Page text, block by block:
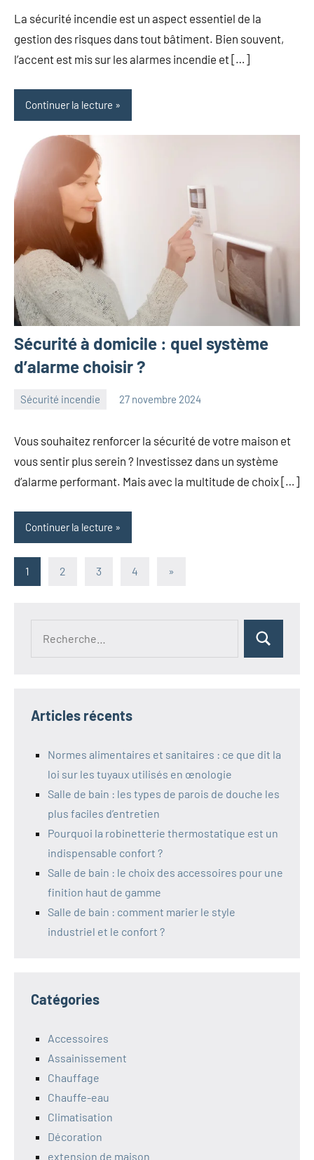
La sécurité incendie est un aspect essentiel de la
gestion des risques dans tout bâtiment. Bien souvent,
l’accent est mis sur les alarmes incendie et […]
Continuer la lecture
Sécurité à domicile : quel système
d’alarme choisir ?
Sécurité incendie 27 novembre 2024
Vous souhaitez renforcer la sécurité de votre maison et
vous sentir plus serein ? Investissez dans un système
d’alarme performant. Mais avec la multitude de choix […]
Continuer la lecture
Pagination
publications
1 2 3 4
Articles
»
Rechercher
Articles récents
Normes alimentaires et sanitaires : ce que dit la
loi sur les tuyaux utilisés en œnologie
Salle de bain : les types de parois de douche les
plus faciles d’entretien
Pourquoi la robinetterie thermostatique est un
indispensable confort ?
Salle de bain : le choix des accessoires pour une
finition haut de gamme
Salle de bain : comment marier le style
industriel et le confort ?
Catégories
Accessoires
Assainissement
Chauffage
Chauffe-eau
Climatisation
Décoration
extension de maison